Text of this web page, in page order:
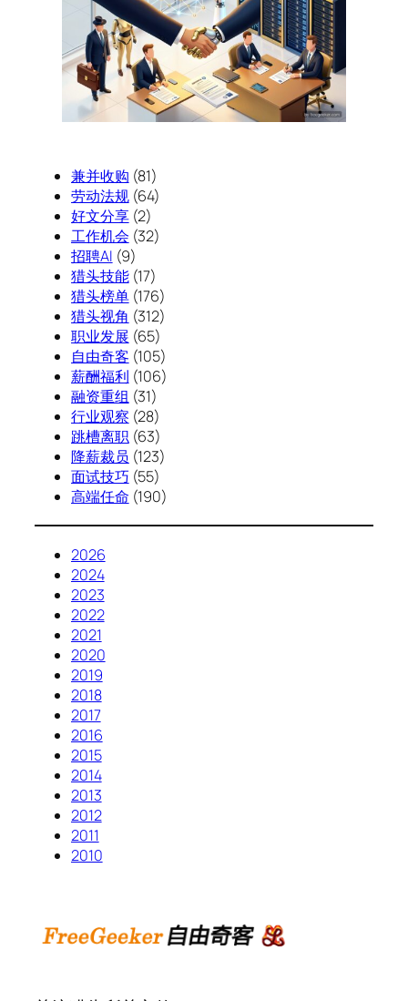
兼并收购 (81)
劳动法规(64)
好文分享(2)
工作机会 (32)
招聘AI (9)
猎头技能(17)
猎头榜单(176)
猎头视角 (312)
职业发展 (65)
自由奇客 (105)
薪酬福利 (106)
融资重组 (31)
行业观察 (28)
跳槽离职(63)
降薪裁员 (123)
面试技巧 (55)
高端任命 (190)
2026
2024
2023
2022
2021
2020
2019
2018
2017
2016
2015
2014
2013
2012
2011
2010